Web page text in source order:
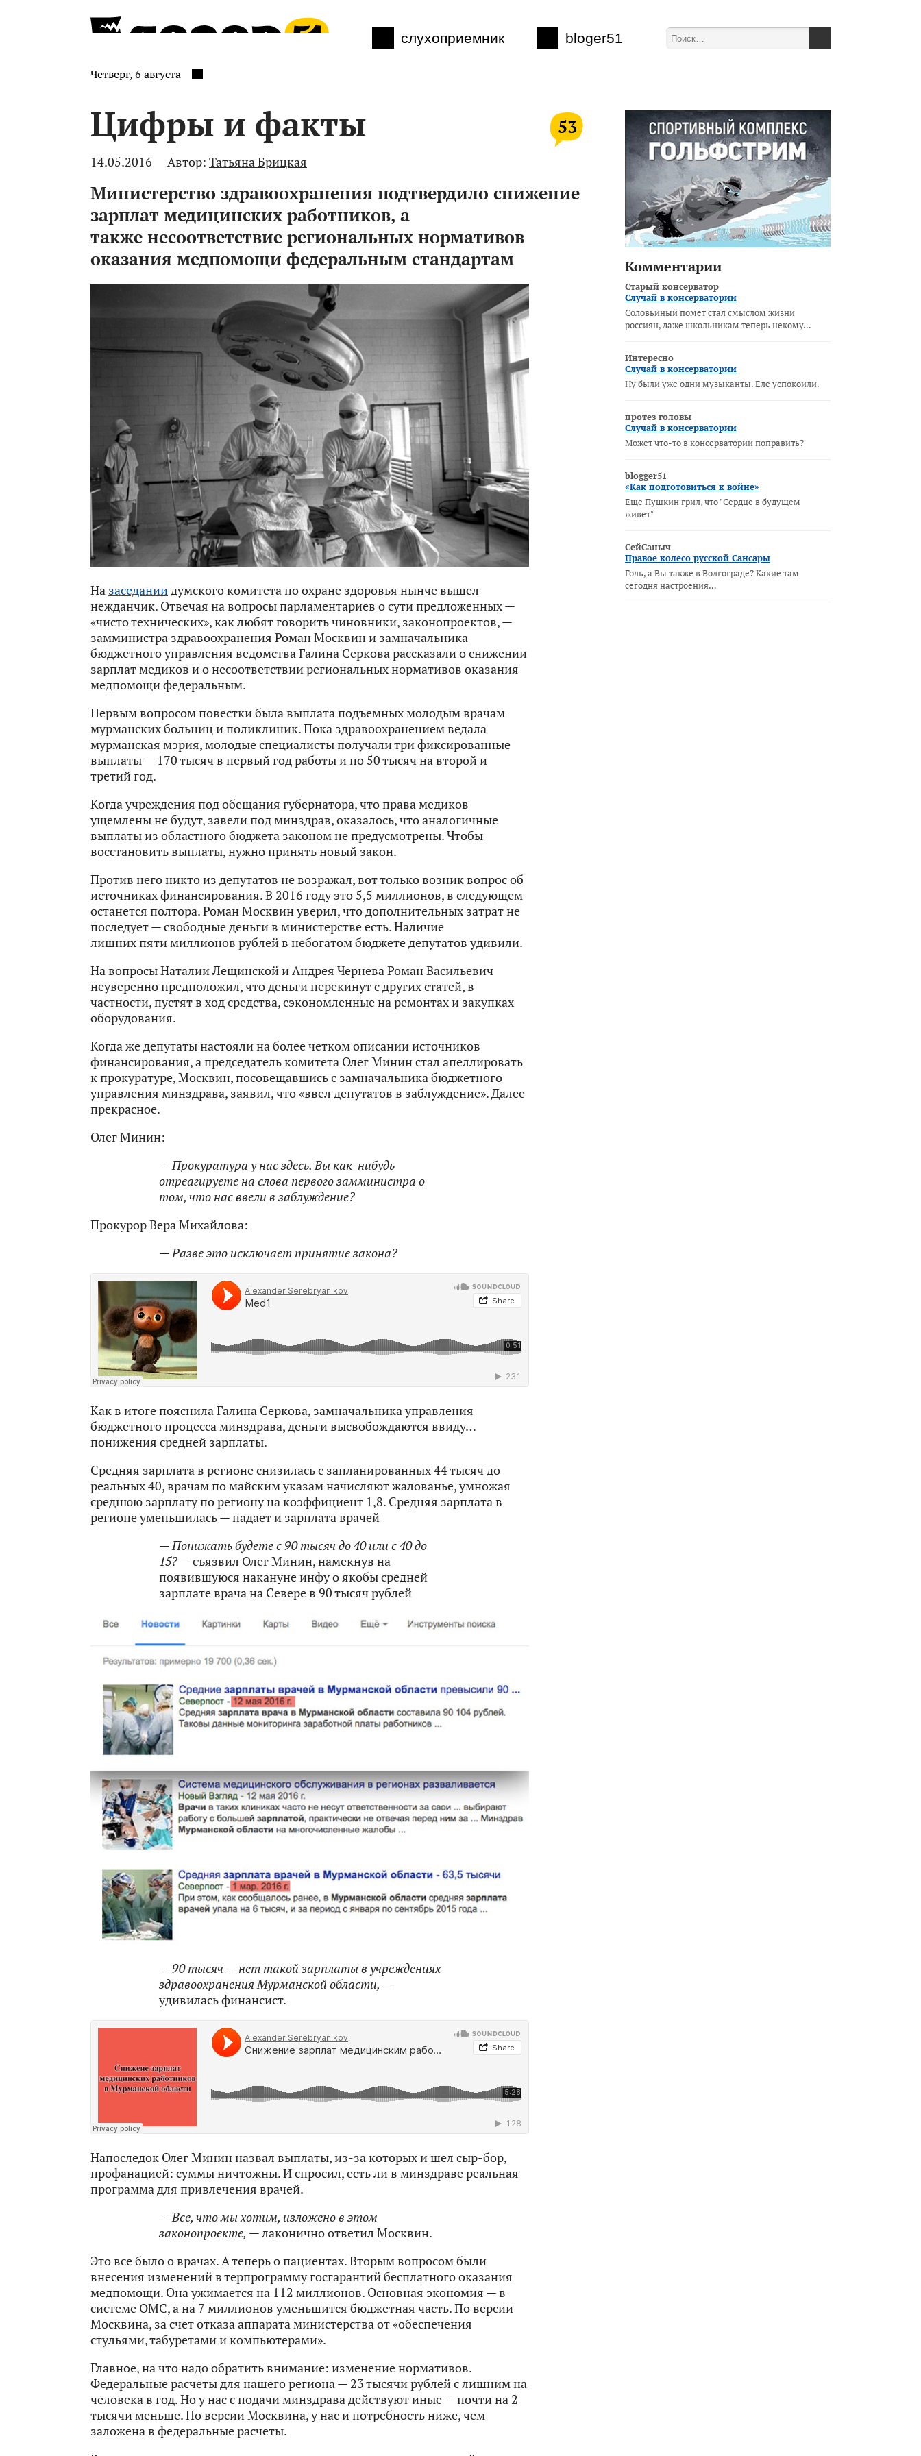
слухоприемник bloger51
Четверг, 6 августа
Цифры и факты 53
14.05.2016 Автор: Татьяна Брицкая
Министерство здравоохранения подтвердило снижение
зарплат медицинских работников, а
также несоответствие региональных нормативов
оказания медпомощи федеральным стандартам
На заседании думского комитета по охране здоровья нынче вышел
нежданчик. Отвечая на вопросы парламентариев о сути предложенных —
«чисто технических», как любят говорить чиновники, законопроектов, —
замминистра здравоохранения Роман Москвин и замначальника
бюджетного управления ведомства Галина Серкова рассказали о снижении
зарплат медиков и о несоответствии региональных нормативов оказания
медпомощи федеральным.
Первым вопросом повестки была выплата подъемных молодым врачам
мурманских больниц и поликлиник. Пока здравоохранением ведала
мурманская мэрия, молодые специалисты получали три фиксированные
выплаты — 170 тысяч в первый год работы и по 50 тысяч на второй и
третий год.
Когда учреждения под обещания губернатора, что права медиков
ущемлены не будут, завели под минздрав, оказалось, что аналогичные
выплаты из областного бюджета законом не предусмотрены. Чтобы
восстановить выплаты, нужно принять новый закон.
Против него никто из депутатов не возражал, вот только возник вопрос об
источниках финансирования. В 2016 году это 5,5 миллионов, в следующем
останется полтора. Роман Москвин уверил, что дополнительных затрат не
последует — свободные деньги в министерстве есть. Наличие
лишних пяти миллионов рублей в небогатом бюджете депутатов удивили.
На вопросы Наталии Лещинской и Андрея Чернева Роман Васильевич
неуверенно предположил, что деньги перекинут с других статей, в
частности, пустят в ход средства, сэкономленные на ремонтах и закупках
оборудования.
Когда же депутаты настояли на более четком описании источников
финансирования, а председатель комитета Олег Минин стал апеллировать
к прокуратуре, Москвин, посовещавшись с замначальника бюджетного
управления минздрава, заявил, что «ввел депутатов в заблуждение». Далее
прекрасное.
Олег Минин:
— Прокуратура у нас здесь. Вы как-нибудь
отреагируете на слова первого замминистра о
том, что нас ввели в заблуждение?
Прокурор Вера Михайлова:
— Разве это исключает принятие закона?
Как в итоге пояснила Галина Серкова, замначальника управления
бюджетного процесса минздрава, деньги высвобождаются ввиду…
понижения средней зарплаты.
Средняя зарплата в регионе снизилась с запланированных 44 тысяч до
реальных 40, врачам по майским указам начисляют жалованье, умножая
среднюю зарплату по региону на коэффициент 1,8. Средняя зарплата в
регионе уменьшилась — падает и зарплата врачей
— Понижать будете с 90 тысяч до 40 или с 40 до
15?— съязвил Олег Минин, намекнув на
появившуюся накануне инфу о якобы средней
зарплате врача на Севере в 90 тысяч рублей
— 90 тысяч — нет такой зарплаты в учреждениях
здравоохранения Мурманской области, —
удивилась финансист.
Напоследок Олег Минин назвал выплаты, из-за которых и шел сыр-бор,
профанацией: суммы ничтожны. И спросил, есть ли в минздраве реальная
программа для привлечения врачей.
— Все, что мы хотим, изложено в этом
законопроекте, — лаконично ответил Москвин.
Это все было о врачах. А теперь о пациентах. Вторым вопросом были
внесения изменений в терпрограмму госгарантий бесплатного оказания
медпомощи. Она ужимается на 112 миллионов. Основная экономия — в
системе ОМС, а на 7 миллионов уменьшится бюджетная часть. По версии
Москвина, за счет отказа аппарата министерства от «обеспечения
стульями, табуретами и компьютерами».
Главное, на что надо обратить внимание: изменение нормативов.
Федеральные расчеты для нашего региона — 23 тысячи рублей с лишним на
человека в год. Но у нас с подачи минздрава действуют иные — почти на 2
тысячи меньше. По версии Москвина, у нас и потребность ниже, чем
заложена в федеральные расчеты.
Комментарии
Старый консерватор
Случай в консерватории
Соловьиный помет стал смыслом жизни
россиян, даже школьникам теперь некому…
Интересно
Случай в консерватории
Ну были уже одни музыканты. Еле успокоили.
протез головы
Случай в консерватории
Может что-то в консерватории поправить?
blogger51
«Как подготовиться к войне»
Еще Пушкин грил, что "Сердце в будущем
живет"
СейСаныч
Правое колесо русской Сансары
Голь, а Вы также в Волгограде? Какие там
сегодня настроения…